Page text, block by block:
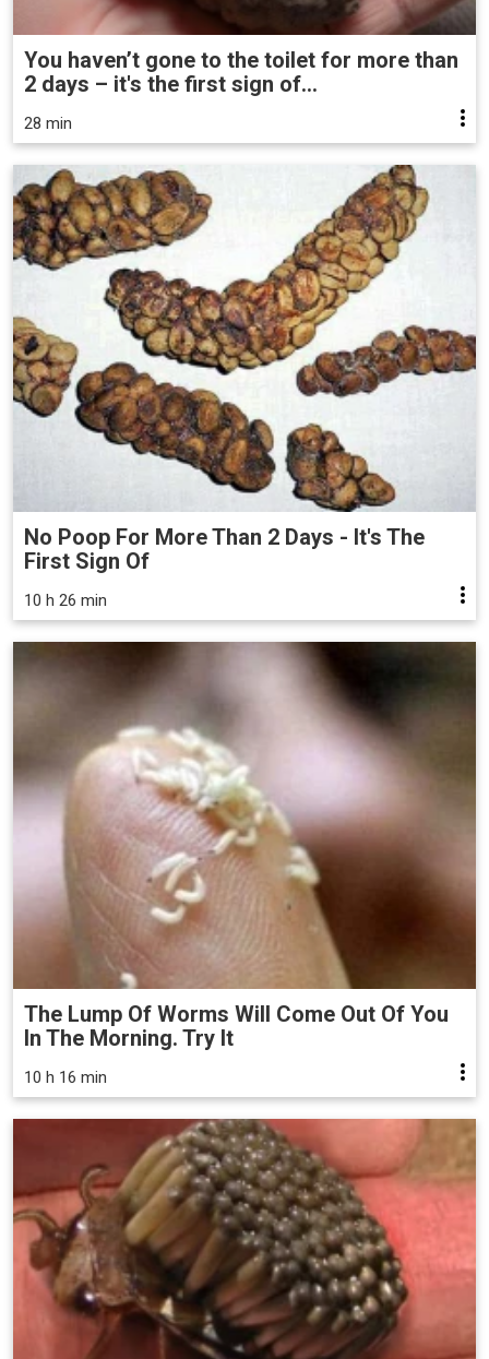
You haven’t gone to the toilet for more than
2 days – it's the first sign of...
28 min
No Poop For More Than 2 Days - It's The
First Sign Of
10 h 26 min
The Lump Of Worms Will Come Out Of You
In The Morning. Try It
10 h 16 min